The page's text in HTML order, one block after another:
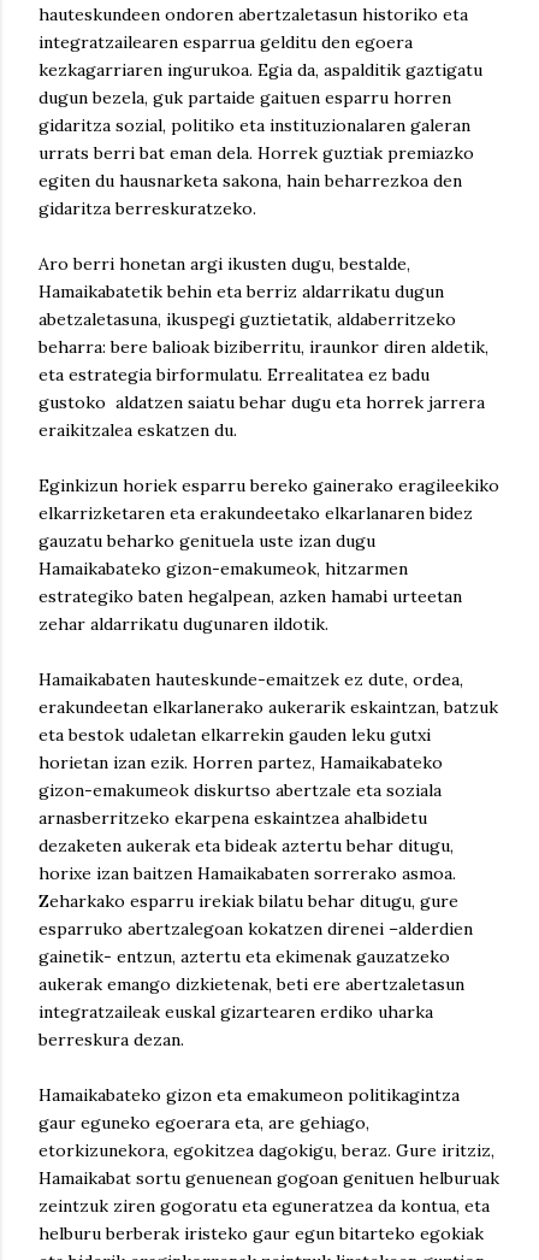
hauteskundeen ondoren abertzaletasun historiko eta
integratzailearen esparrua gelditu den egoera
kezkagarriaren ingurukoa. Egia da, aspalditik gaztigatu
dugun bezela, guk partaide gaituen esparru horren
gidaritza sozial, politiko eta instituzionalaren galeran
urrats berri bat eman dela. Horrek guztiak premiazko
egiten du hausnarketa sakona, hain beharrezkoa den
gidaritza berreskuratzeko.
Aro berri honetan argi ikusten dugu, bestalde,
Hamaikabatetik behin eta berriz aldarrikatu dugun
abetzaletasuna, ikuspegi guztietatik, aldaberritzeko
beharra: bere balioak biziberritu, iraunkor diren aldetik,
eta estrategia birformulatu. Errealitatea ez badu
gustoko aldatzen saiatu behar dugu eta horrek jarrera
eraikitzalea eskatzen du.
Eginkizun horiek esparru bereko gainerako eragileekiko
elkarrizketaren eta erakundeetako elkarlanaren bidez
gauzatu beharko genituela uste izan dugu
Hamaikabateko gizon-emakumeok, hitzarmen
estrategiko baten hegalpean, azken hamabi urteetan
zehar aldarrikatu dugunaren ildotik.
Hamaikabaten hauteskunde-emaitzek ez dute, ordea,
erakundeetan elkarlanerako aukerarik eskaintzan, batzuk
eta bestok udaletan elkarrekin gauden leku gutxi
horietan izan ezik. Horren partez, Hamaikabateko
gizon-emakumeok diskurtso abertzale eta soziala
arnasberritzeko ekarpena eskaintzea ahalbidetu
dezaketen aukerak eta bideak aztertu behar ditugu,
horixe izan baitzen Hamaikabaten sorrerako asmoa.
Zeharkako esparru irekiak bilatu behar ditugu, gure
esparruko abertzalegoan kokatzen direnei –alderdien
gainetik- entzun, aztertu eta ekimenak gauzatzeko
aukerak emango dizkietenak, beti ere abertzaletasun
integratzaileak euskal gizartearen erdiko uharka
berreskura dezan.
Hamaikabateko gizon eta emakumeon politikagintza
gaur eguneko egoerara eta, are gehiago,
etorkizunekora, egokitzea dagokigu, beraz. Gure iritziz,
Hamaikabat sortu genuenean gogoan genituen helburuak
zeintzuk ziren gogoratu eta eguneratzea da kontua, eta
helburu berberak iristeko gaur egun bitarteko egokiak